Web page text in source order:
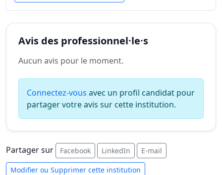
Avis des professionnel·le·s
Aucun avis pour le moment.
Connectez-vous avec un profil candidat pour
partager votre avis sur cette institution.
Partager sur Facebook LinkedIn E-mail
Modifier ou Supprimer cette institution